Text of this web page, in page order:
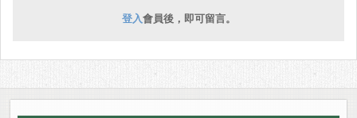
登入會員後，即可留言。